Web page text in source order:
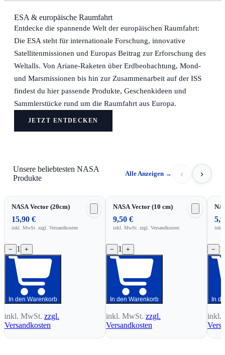
ESA & europäische Raumfahrt
Entdecke die spannende Welt der europäischen Raumfahrt:
Die ESA steht für internationale Forschung, innovative
Satellitenmissionen und Europas Beitrag zur Erforschung des
Weltalls. Von Ariane-Raketen über Erdbeobachtung, Mond-
und Marsmissionen bis hin zur Zusammenarbeit auf der ISS
findest du hier passende Produkte, Geschenkideen und
Sammlerstücke rund um die Raumfahrt aus Europa.
JETZT ENTDECKEN
Unsere beliebtesten NASA
Produkte
Alle Anzeigen → ‹ ›
NASA Vector (20cm)
15,90 €
inkl. MwSt. zzgl. Versandkosten
− 1 +
In den Warenkorb
inkl. MwSt. zzgl.
Versandkosten
NASA Vector (10 cm)
9,50 €
inkl. MwSt. zzgl. Versandkosten
− 1 +
In den Warenkorb
inkl. MwSt. zzgl.
Versandkosten
inkl.
− 1
In
inkl.